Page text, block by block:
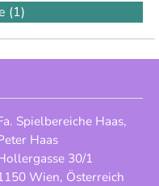
(1)
Spielbereiche Haas,
Haas
30/1
Wien, Österreich